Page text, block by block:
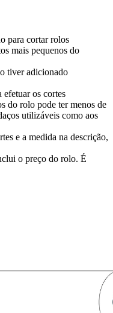
para cortar rolos
mais pequenos do
tiver adicionado
efetuar os cortes
do rolo pode ter menos de
utilizáveis como aos
e a medida na descrição,
o preço do rolo. É